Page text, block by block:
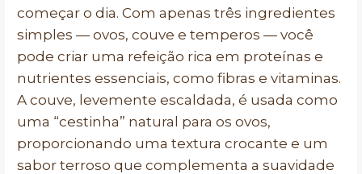
começar o dia. Com apenas três ingredientes
simples — ovos, couve e temperos — você
pode criar uma refeição rica em proteínas e
nutrientes essenciais, como fibras e vitaminas.
A couve, levemente escaldada, é usada como
uma “cestinha” natural para os ovos,
proporcionando uma textura crocante e um
sabor terroso que complementa a suavidade